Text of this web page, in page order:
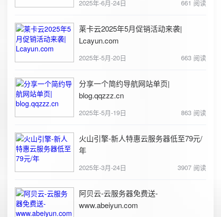
2025年-6月-24日 661 阅读
莱卡云2025年5月促销活动来袭|
Lcayun.com
2025年-5月-20日 663 阅读
分享一个简约导航网站单页|
blog.qqzzz.cn
2025年-5月-19日 863 阅读
火山引擎-新人特惠云服务器低至79元/
年
2025年-3月-24日 3907 阅读
阿贝云-云服务器免费送-
www.abeiyun.com